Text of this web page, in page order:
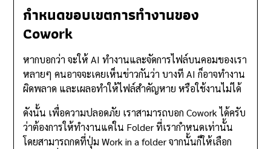
กำหนดขอบเขตการทำงานของ
Cowork
หากบอกว่า จะให้ AI ทำงานและจัดการไฟล์บนคอมของเรา
หลายๆ คนอาจจะเคยเห็นข่าวกันว่า บางที AI ก็อาจทำงาน
ผิดพลาด และเผลอทำให้ไฟล์สำคัญหาย หรือใช้งานไม่ได้
ดังนั้น เพื่อความปลอดภัย เราสามารถบอก Cowork ได้ครับ
ว่าต้องการให้ทำงานแค่ใน Folder ที่เรากำหนดเท่านั้น
โดยสามารถกดที่ปุ่ม Work in a folder จากนั้นก็ให้เลือก